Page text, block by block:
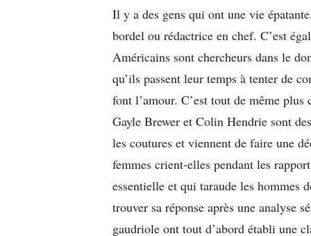
Il y a des gens qui ont une vie
bordel ou rédactrice en chef. C’est
Américains sont chercheurs dans le
qu’ils passent leur temps à tenter de
font l’amour. C’est tout de même
Gayle Brewer et Colin Hendrie sont
les coutures et viennent de faire une
femmes crient-elles pendant les
essentielle et qui taraude les
trouver sa réponse après une analyse
gaudriole ont tout d’abord établi une